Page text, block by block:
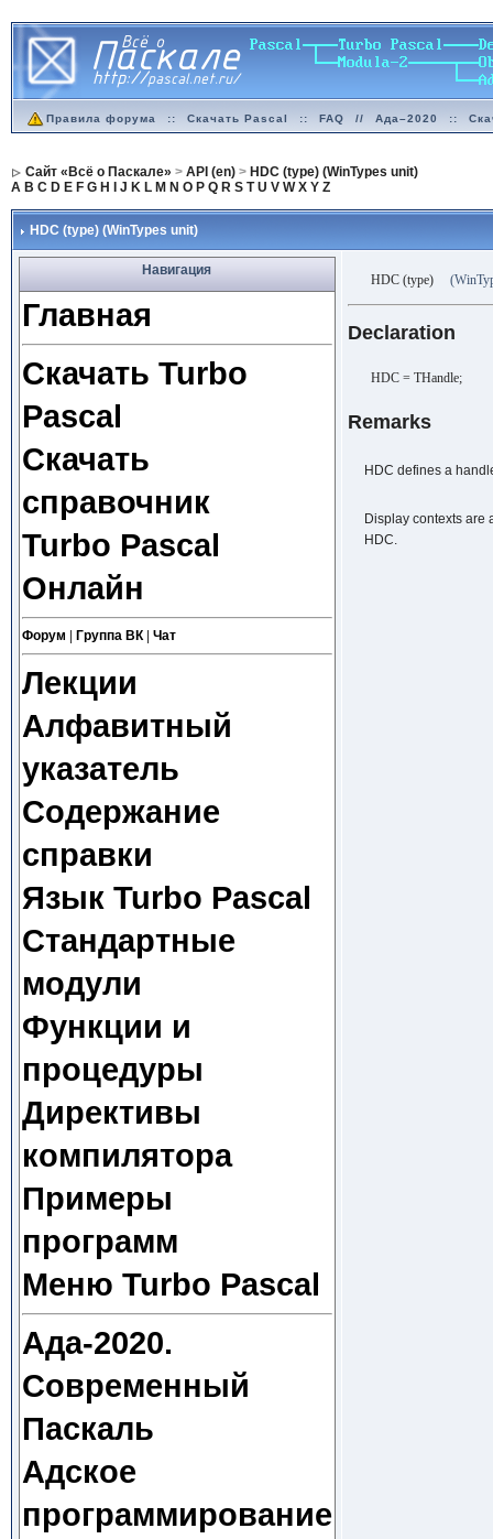
Правила форума :: Скачать Pascal :: FAQ // Ада–2020 ::
Сайт «Всё о Паскале» > API (en)> HDC (type) (WinTypes unit)
A B C D E F G H J K L M N O P Q R S T U V W X Y Z
HDC (type) (WinTypes unit)
Навигация
Главная
Скачать Turbo
Pascal
Скачать
справочник
Turbo Pascal
Онлайн
Форум Группа ВК| Чат
Лекции
Алфавитный
указатель
Содержание
справки
Язык Turbo Pascal
Стандартные
модули
Функции и
процедуры
Директивы
компилятора
Примеры
программ
Меню Turbo Pascal
Ада-2020.
Современный
Паскаль
Адское
программирование
HDC (type)
Declaration
HDC = THandle;
Remarks
HDC defines a
Display contexts are
HDC.